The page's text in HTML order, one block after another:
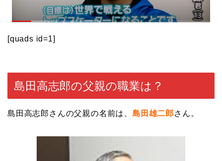
[quads id=1]
島田高志郎の父親の職業は？
島田高志郎さんの父親の名前は、 島田雄二郎さん。